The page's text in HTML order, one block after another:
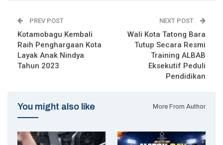
PREV POST
Kotamobagu Kembali
Raih Penghargaan Kota
Layak Anak Nindya
Tahun 2023
NEXT POST
Wali Kota Tatong Bara
Tutup Secara Resmi
Training ALBAB
Eksekutif Peduli
Pendidikan
You might also like More From Author